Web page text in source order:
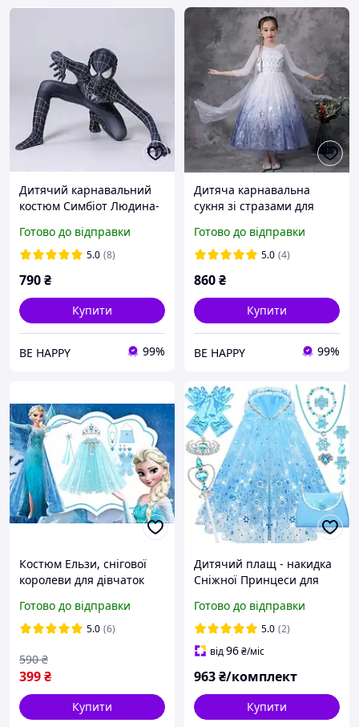
Дитячий карнавальний
костюм Симбіот Людина-
(Спайдермен) комбінезон
+ маска, розміри 100 160
Готово до відправки
5.0 (8)
790₴
Купити
BE HAPPY 99%
Дитяча карнавальна
сукня зі стразами для
зі шлейфом на зріст 100-
150 см біле
Готово до відправки
5.0 (4)
860₴
Купити
BE HAPPY 99%
Костюм Ельзи, снігової
королеви для дівчаток
плащом, короною й
аксесуарами
Готово до відправки
5.0 (6)
399₴
590 ₴
Купити
Дитячий плащ - накидка
Сніжної Принцеси для
блакитний
Готово до відправки
5.0 (2)
від96₴/міс
963₴/комплект
Купити